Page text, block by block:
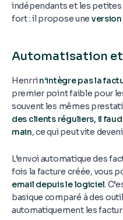
indépendants et les
fort : il propose une
Automatisation
Henrrin’intègre pas la
premier point faible pour
souvent les mêmes
des clients réguliers, il
main, ce qui peut vite
L’envoi automatique des
fois la facture créée, vous
email depuis le logiciel.
basique comparé à des
automatiquement les